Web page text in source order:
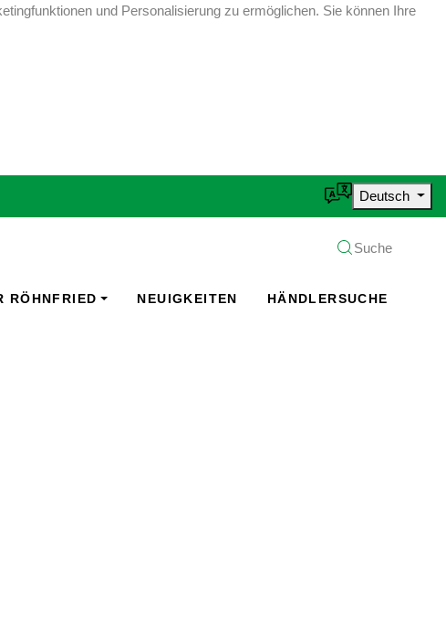
und Personalisierung zu ermöglichen. Sie können Ihre
Deutsch
Suche
RÖHNFRIED NEUIGKEITEN HÄNDLERSUCHE